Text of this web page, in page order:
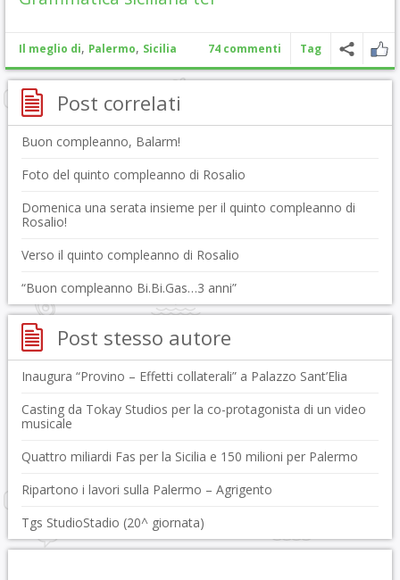
Il meglio di, Palermo, Sicilia 74 commenti Tag
Post correlati
Buon compleanno, Balarm!
Foto del quinto compleanno di Rosalio
Domenica una serata insieme per il quinto compleanno di
Rosalio!
Verso il quinto compleanno di Rosalio
“Buon compleanno Bi.Bi.Gas…3 anni”
Post stesso autore
Inaugura “Provino – Effetti collaterali” a Palazzo Sant’Elia
Casting da Tokay Studios per la co-protagonista di un video
musicale
Quattro miliardi Fas per la Sicilia e 150 milioni per Palermo
Ripartono i lavori sulla Palermo – Agrigento
Tgs StudioStadio (20^ giornata)